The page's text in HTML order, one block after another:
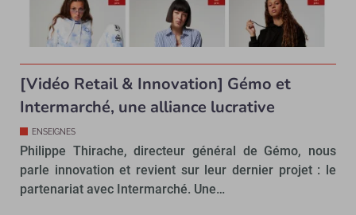
[Vidéo Retail & Innovation] Gémo et
Intermarché, une alliance lucrative
ENSEIGNES
Philippe Thirache, directeur général de Gémo, nous
parle innovation et revient sur leur dernier projet : le
partenariat avec Intermarché. Une…